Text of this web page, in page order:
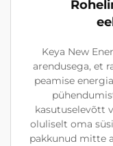
Keya New
arendusega, et
peamise
kasutuselevõtt
oluliselt oma
pakkunud mitte